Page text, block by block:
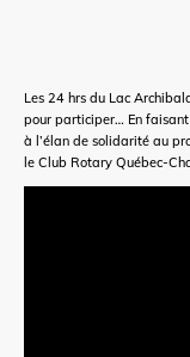
Les 24 hrs du Lac
pour participer… En
à l’élan de solidarité au
le Club Rotary Québec-